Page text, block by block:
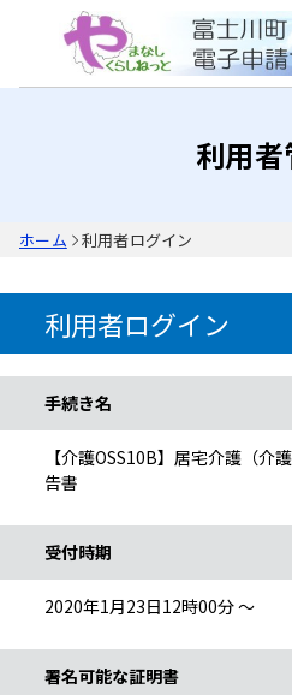
利用
ホーム 利用者ログイン
利用者ログイン
手続き名
【介護OSS10B】居宅介護（介
告書
受付時期
2020年1月23日12時00分 ～
署名可能な証明書